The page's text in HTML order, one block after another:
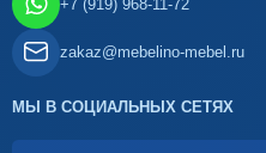
+7 (919) 968-11-72
zakaz@mebelino-mebel.ru
МЫ В СОЦИАЛЬНЫХ СЕТЯХ